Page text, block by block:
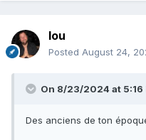
lou
Posted August 24,
On 8/23/2024 at 5:16
Des anciens de ton